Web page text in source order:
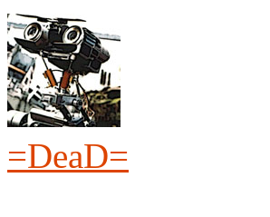
=DeaD=